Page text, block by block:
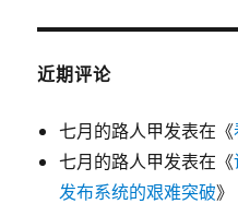
近期评论
七月的路人甲发表在《
七月的路人甲发表在《
发布系统的艰难突破》